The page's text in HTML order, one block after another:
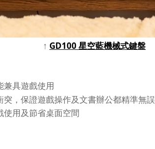
↑ GD100 星空藍機械式鍵盤
兼具遊戲使用
突，保證遊戲操作及文書辦公都精準無誤
使用及節省桌面空間